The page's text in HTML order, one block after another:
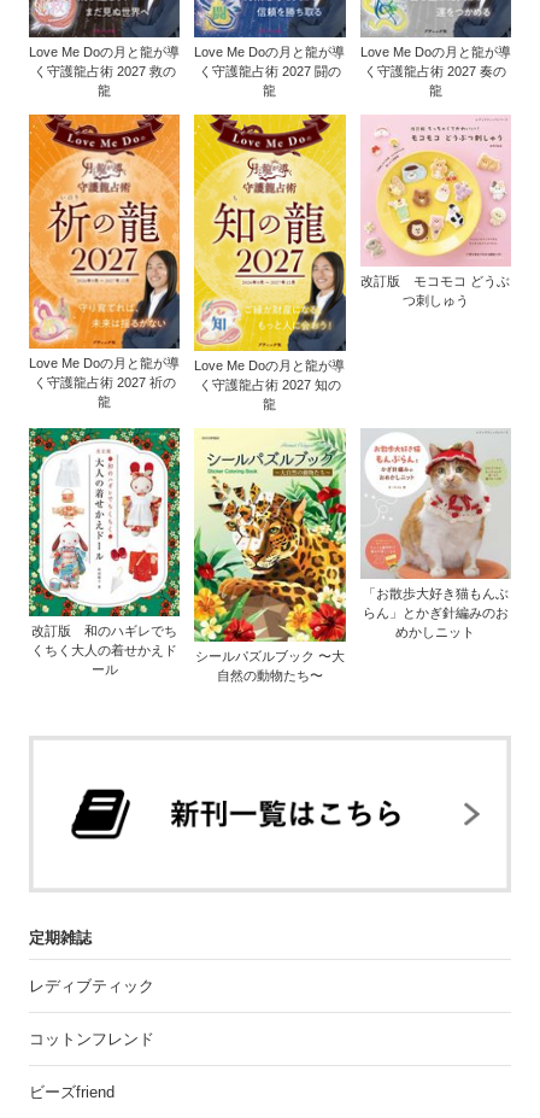
Love Me Doの月と龍が導
く守護龍占術 2027 救の
龍
Love Me Doの月と龍が導
く守護龍占術 2027 闘の
龍
Love Me Doの月と龍が導
く守護龍占術 2027 奏の
龍
Love Me Doの月と龍が導
く守護龍占術 2027 祈の
龍
Love Me Doの月と龍が導
く守護龍占術 2027 知の
龍
改訂版 モコモコ どうぶ
つ刺しゅう
改訂版 和のハギレでち
くちく大人の着せかえド
ール
シールパズルブック 〜大
自然の動物たち〜
「お散歩大好き猫もんぶ
らん」とかぎ針編みのお
めかしニット
定期雑誌
レディブティック
コットンフレンド
ビーズfriend